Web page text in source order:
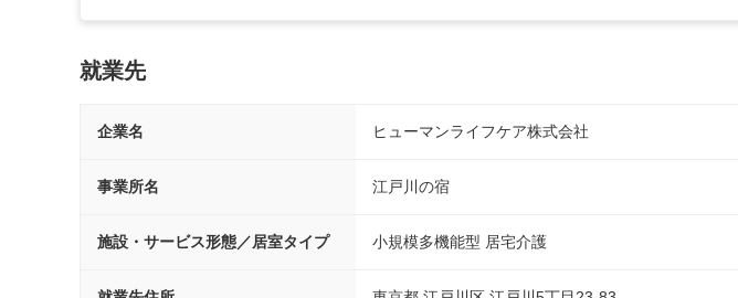
就業先
企業名 ヒューマンライフケア株式会社
事業所名 江戸川の宿
施設・サービス形態／居室タイプ 小規模多機能型 居宅介護